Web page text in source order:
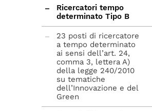
Ricercatori tempo
determinato Tipo B
23 posti di ricercatore
a tempo determinato
ai sensi dell’art. 24,
comma 3, lettera A)
della legge 240/2010
su tematiche
dell’Innovazione e del
Green